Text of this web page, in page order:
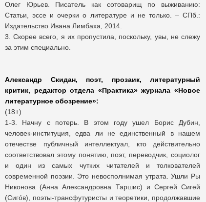
Олег Юрьев. Писатель как сотоварищ по выживанию:
Статьи, эссе и очерки о литературе и не только. – СПб.:
Издательство Ивана Лимбаха, 2014.
3. Скорее всего, я их пропустила, поскольку, увы, не слежу
за этим специально.
Александр Скидан, поэт, прозаик, литературный
критик, редактор отдела «Практика» журнала «Новое
литературное обозрение»:
(18+)
1-3. Начну с потерь. В этом году ушел Борис Дубин,
человек-институция, едва ли не единственный в нашем
отечестве публичный интеллектуал, кто действительно
соответствовал этому понятию, поэт, переводчик, социолог
и один из самых чутких читателей и толкователей
современной поэзии. Это невосполнимая утрата. Ушли Ры
Никонова (Анна Александровна Таршис) и Сергей Сигей
(Сигóв), поэты-трансфутуристы и теоретики, продолжавшие